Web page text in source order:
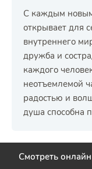
С каждым
открывает для
внутреннего
дружба и
каждого
неотъемлемой
радостью и
душа способна
Смотреть